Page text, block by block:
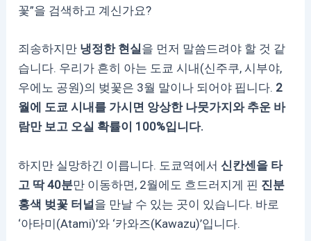
꽃”을 검색하고 계신가요?
죄송하지만 냉정한 현실을 먼저 말씀드려야 할 것 같
습니다. 우리가 흔히 아는 도쿄 시내(신주쿠, 시부야,
우에노 공원)의 벚꽃은 3월 말이나 되어야 핍니다. 2
월에 도쿄 시내를 가시면 앙상한 나뭇가지와 추운 바
람만 보고 오실 확률이 100%입니다.
하지만 실망하긴 이릅니다. 도쿄역에서신칸센을 타
고 딱 40분만 이동하면, 2월에도 흐드러지게 핀 진분
홍색 벚꽃 터널을 만날 수 있는 곳이 있습니다. 바로
‘아타미(Atami)’와 ‘카와즈(Kawazu)’입니다.